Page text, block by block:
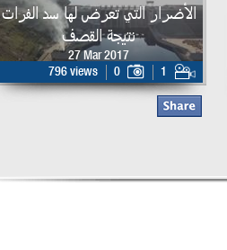
الأضرار التي تعرض لها سد الفرات
نتيجة القصف
27 Mar 2017
796 views
0 1